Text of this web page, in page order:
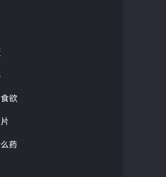
欲
药